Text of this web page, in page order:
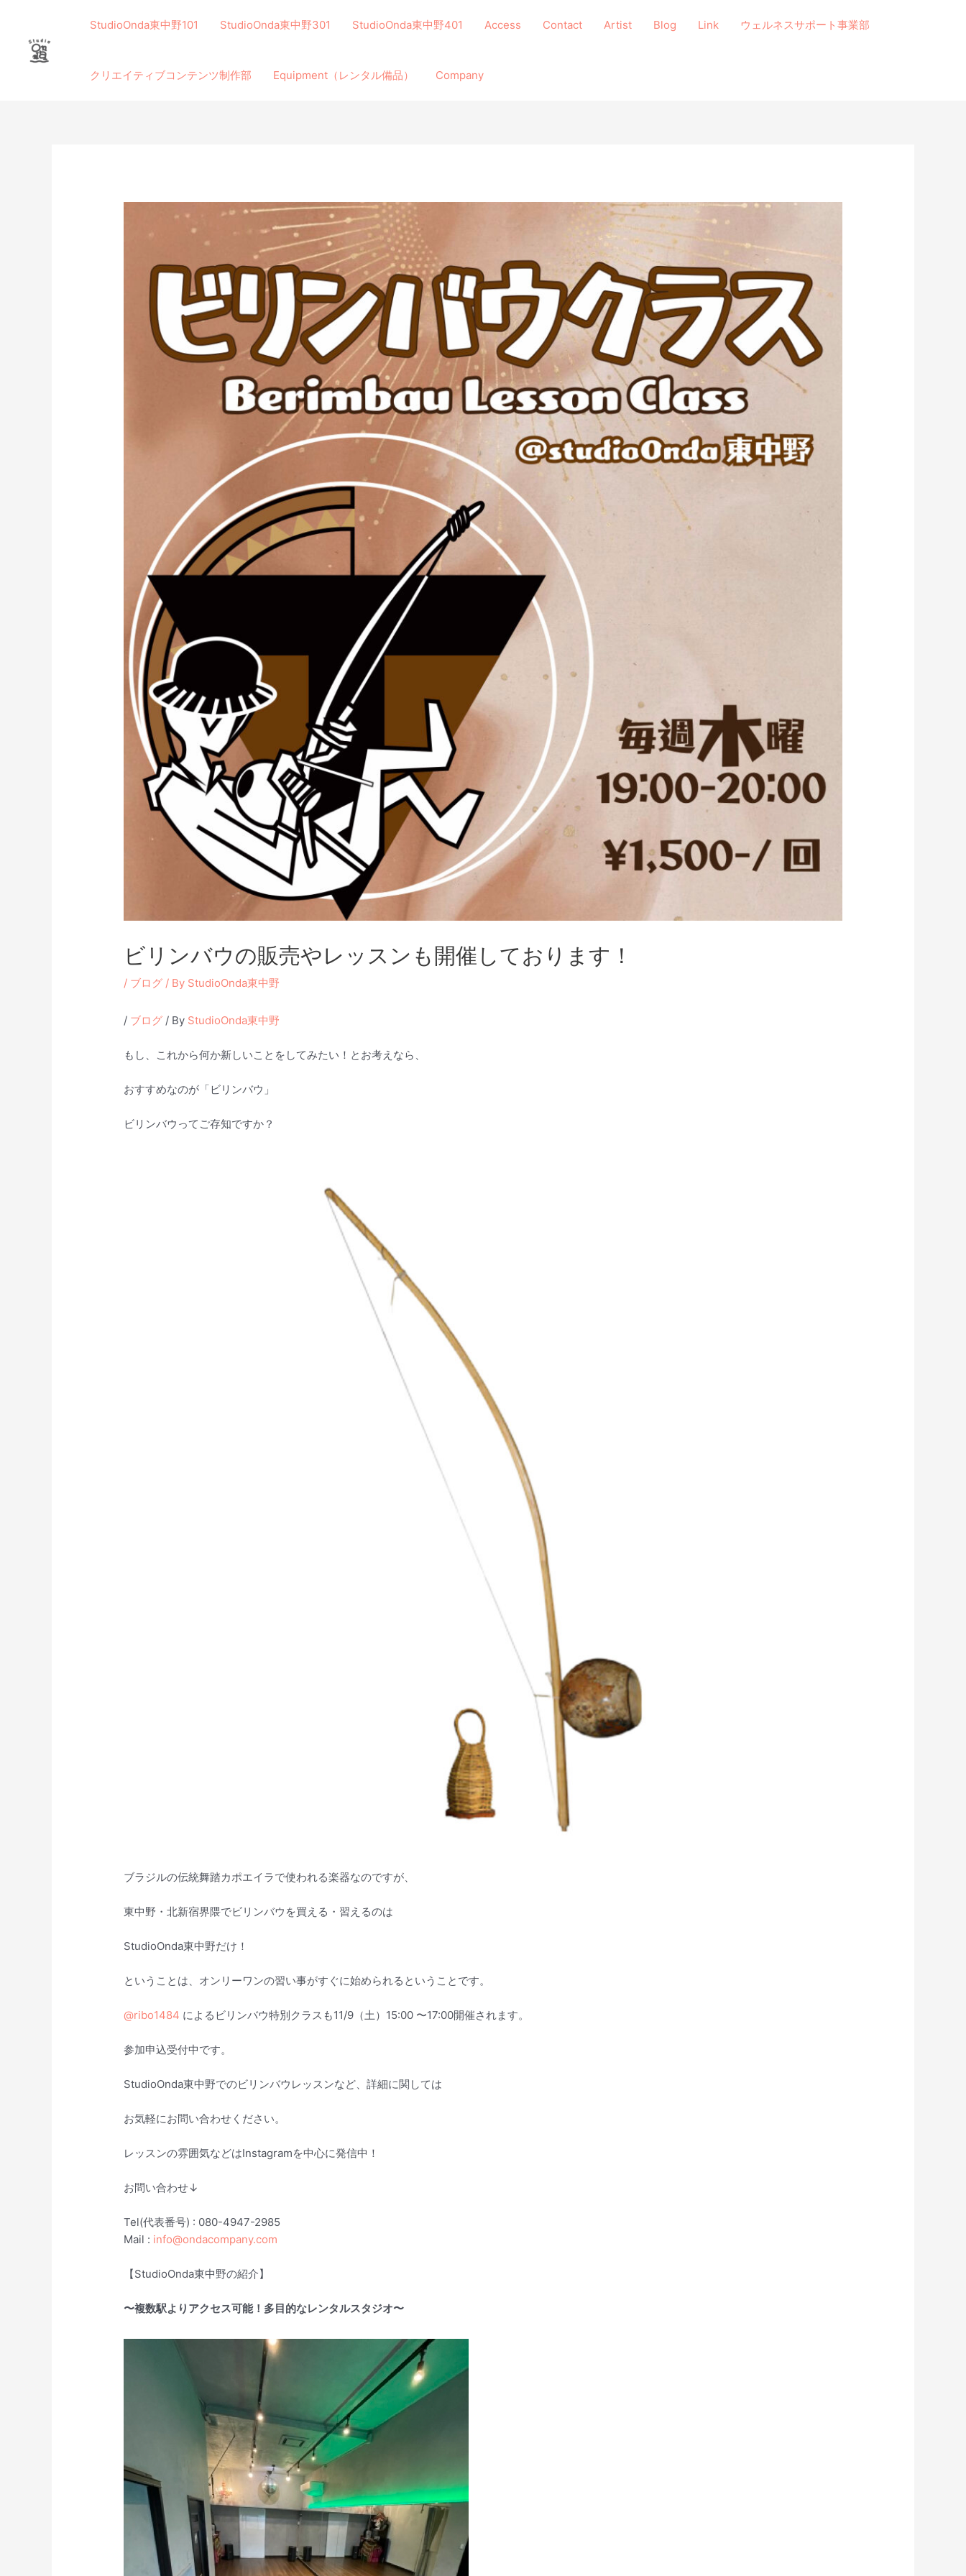
StudioOnda東中野101 StudioOnda東中野301 StudioOnda東中野401 Access Contact Artist Blog Link ウェルネスサポート事業部
クリエイティブコンテンツ制作部 Equipment（レンタル備品） Company
ビリンバウの販売やレッスンも開催しております！
/ ブログ / By StudioOnda東中野
/ ブログ / By StudioOnda東中野
もし、これから何か新しいことをしてみたい！とお考えなら、
おすすめなのが「ビリンバウ」
ビリンバウってご存知ですか？
ブラジルの伝統舞踏カポエイラで使われる楽器なのですが、
東中野・北新宿界隈でビリンバウを買える・習えるのは
StudioOnda東中野だけ！
ということは、オンリーワンの習い事がすぐに始められるということです。
@ribo1484 によるビリンバウ特別クラスも11/9（土）15:00 〜17:00開催されます。
参加申込受付中です。
StudioOnda東中野でのビリンバウレッスンなど、詳細に関しては
お気軽にお問い合わせください。
レッスンの雰囲気などはInstagramを中心に発信中！
お問い合わせ↓
Tel(代表番号) : 080-4947-2985
Mail : info@ondacompany.com
【StudioOnda東中野の紹介】
〜複数駅よりアクセス可能！多目的なレンタルスタジオ〜